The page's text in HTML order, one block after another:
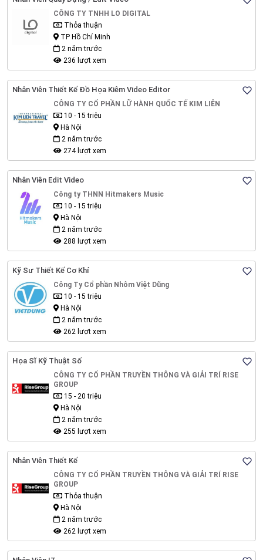
CÔNG TY TNHH LO DIGITAL
Thỏa thuận
TP Hồ Chí Minh
2 năm trước
236 lượt xem
Nhân Viên Thiết Kế Đồ Họa Kiêm Video Editor
CÔNG TY CỔ PHẦN LỮ HÀNH QUỐC TẾ KIM LIÊN
10 - 15 triệu
Hà Nội
2 năm trước
274 lượt xem
Nhân Viên Edit Video
Công ty THNN Hitmakers Music
10 - 15 triệu
Hà Nội
2 năm trước
288 lượt xem
Kỹ Sư Thiết Kế Cơ Khí
Công Ty Cổ phần Nhôm Việt Dũng
10 - 15 triệu
Hà Nội
2 năm trước
262 lượt xem
Họa Sĩ Kỹ Thuật Số
CÔNG TY CỔ PHẦN TRUYỀN THÔNG VÀ GIẢI TRÍ RISE
GROUP
15 - 20 triệu
Hà Nội
2 năm trước
255 lượt xem
Nhân Viên Thiết Kế
CÔNG TY CỔ PHẦN TRUYỀN THÔNG VÀ GIẢI TRÍ RISE
GROUP
Thỏa thuận
Hà Nội
2 năm trước
262 lượt xem